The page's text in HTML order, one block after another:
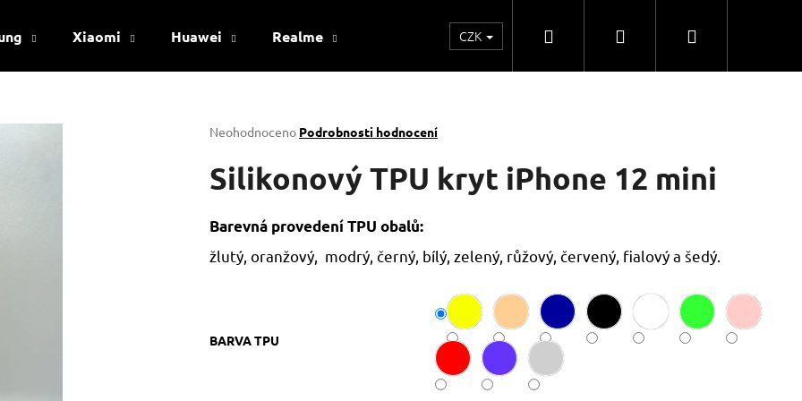
Xiaomi Huawei Realme Kontakty Obchodní spolupráce
CZK Hledat PřihlášeníNákupní
Průměrné
produktu
je
5
hvězdiček.
Neohodnoceno Podrobnosti hodnocení
Silikonový TPU kryt iPhone 12 mini
Barevná provedení TPU obalů:
žlutý, oranžový, modrý, černý, bílý, zelený, růžový, červený, fialový a šedý.
BARVA TPU
HLEDAT